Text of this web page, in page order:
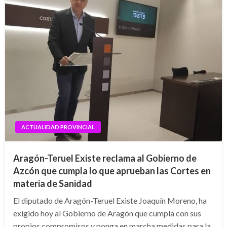
ACTUALIDAD PROVINCIAL
Aragón-Teruel Existe reclama al Gobierno de
Azcón que cumpla lo que aprueban las Cortes en
materia de Sanidad
El diputado de Aragón-Teruel Existe Joaquín Moreno, ha
exigido hoy al Gobierno de Aragón que cumpla con sus